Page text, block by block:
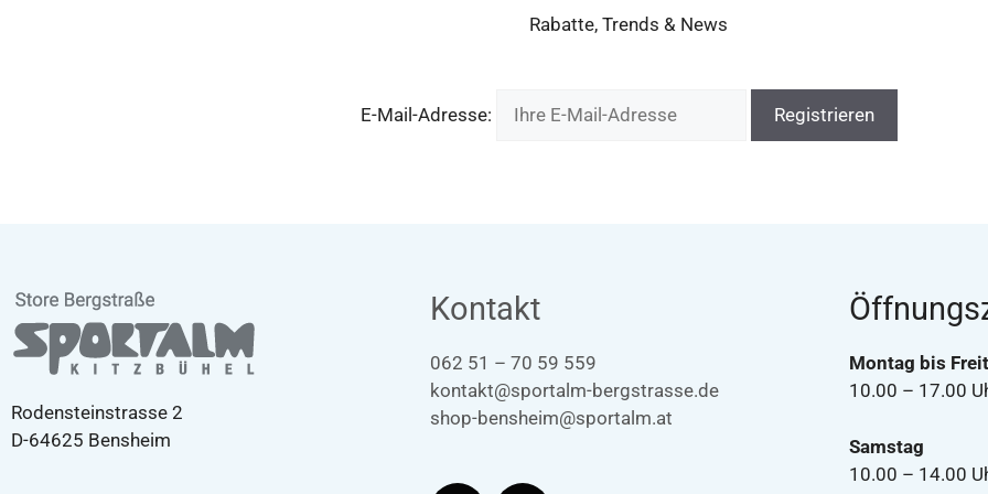
Rabatte, Trends & News
E-Mail-Adresse:
Rodensteinstrasse 2
D-64625 Bensheim
Kontakt
062 51 – 70 59 559
kontakt@sportalm-bergstrasse.de
shop-bensheim@sportalm.at
Montag bis
10.00 – 17.00
Samstag
10.00 – 14.00